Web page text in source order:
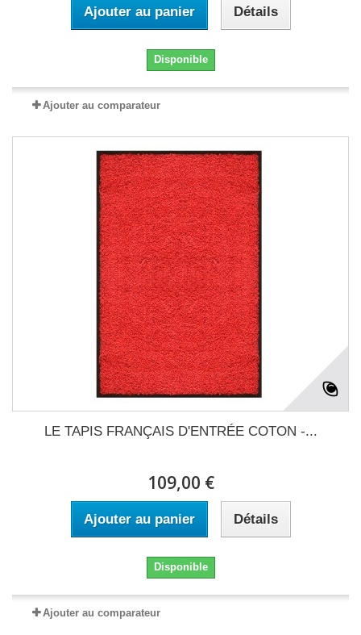
Ajouter au panier Détails
Disponible
Ajouter au comparateur
LE TAPIS FRANÇAIS D'ENTRÉE COTON -...
109,00 €
Ajouter au panier Détails
Disponible
Ajouter au comparateur